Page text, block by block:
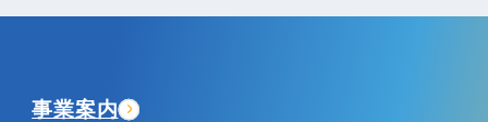
事業案内